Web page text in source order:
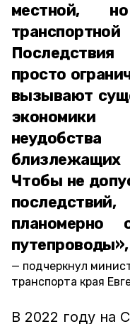
местной,
просто
вызывают
близлежащих
Чтобы не
планомерно
путепроводы»,
подчеркнул
транспорта края
В 2022 году на